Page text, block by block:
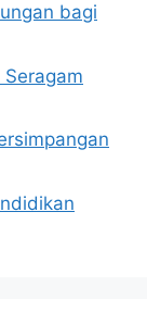
bagi